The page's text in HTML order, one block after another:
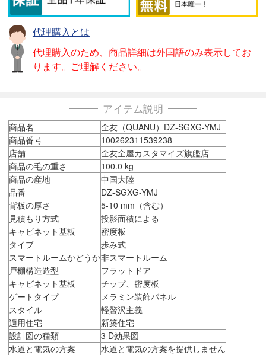
代理購入とは
代理購入のため、商品詳細は外国語のみ表示してお
ります。ご理解ください。
アイテム説明
商品名
全友（QUANU）DZ-SGXG-YMJ
商品番号
100262311539238
店舗
全友全屋カスタマイズ旗艦店
商品の毛の重さ
100.0 kg
商品の産地
中国大陸
品番
DZ-SGXG-YMJ
背板の厚さ
5-10 mm（含む）
見積もり方式
投影面積による
キャビネット基板
密度板
タイプ
歩み式
スマートルームかどうか非スマートルーム
戸棚構造造型
フラットドア
キャビネット基板
チップ、密度板
ゲートタイプ
メラミン装飾パネル
スタイル
軽贅沢主義
適用住宅
新築住宅
設計図の種類
3 D効果図
水道と電気の方案
水道と電気の方案を提供しません